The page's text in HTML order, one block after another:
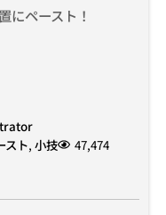
にペースト！
スト, 小技 47,474